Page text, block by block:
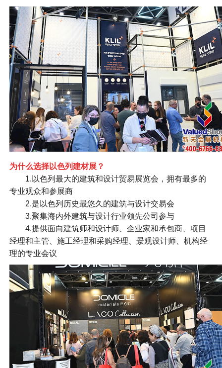
为什么选择以色列建材展？
1.以色列最大的建筑和设计贸易展览会，拥有最多的
专业观众和参展商
2.是以色列历史最悠久的建筑与设计交易会
3.聚集海内外建筑与设计行业领先公司参与
4.提供面向建筑师和设计师、企业家和承包商、项目
经理和主管、施工经理和采购经理、景观设计师、机构经
理的专业会议